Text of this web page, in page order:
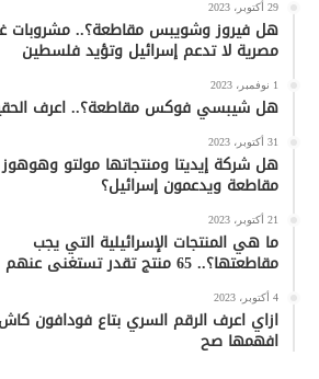
29 أكتوبر، 2023
هل فيروز وشويبس مقاطعة؟.. مشروبات
مصرية لا تدعم إسرائيل وتؤيد فلسطين
1 نوفمبر، 2023
هل شيبسي فوكس مقاطعة؟.. اعرف
31 أكتوبر، 2023
هل شركة إيديتا ومنتجاتها مولتو وهوهوز
مقاطعة ويدعمون إسرائيل؟
21 أكتوبر، 2023
ما هي المنتجات الإسرائيلية التي يجب
مقاطعتها؟.. 65 منتج تقدر تستغنى عنهم
4 أكتوبر، 2023
ازاي اعرف الرقم السري بتاع فودافون
افهمها صح